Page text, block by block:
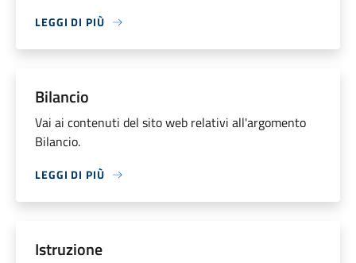
LEGGI DI PIÙ
Bilancio
Vai ai contenuti del sito web relativi all'argomento
Bilancio.
LEGGI DI PIÙ
Istruzione